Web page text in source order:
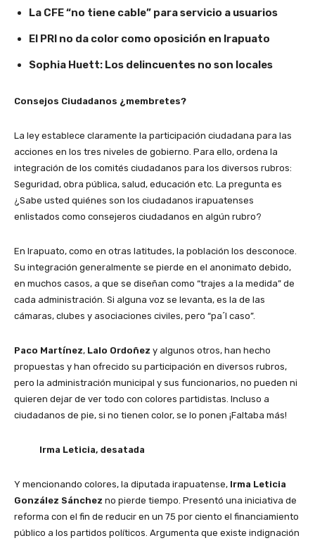
La CFE “no tiene cable” para servicio a usuarios
El PRI no da color como oposición en Irapuato
Sophia Huett: Los delincuentes no son locales
Consejos Ciudadanos ¿membretes?
La ley establece claramente la participación ciudadana para las
acciones en los tres niveles de gobierno. Para ello, ordena la
integración de los comités ciudadanos para los diversos rubros:
Seguridad, obra pública, salud, educación etc. La pregunta es
¿Sabe usted quiénes son los ciudadanos irapuatenses
enlistados como consejeros ciudadanos en algún rubro?
En Irapuato, como en otras latitudes, la población los desconoce.
Su integración generalmente se pierde en el anonimato debido,
en muchos casos, a que se diseñan como “trajes a la medida” de
cada administración. Si alguna voz se levanta, es la de las
cámaras, clubes y asociaciones civiles, pero “pa´l caso”.
Paco Martínez, Lalo Ordoñez y algunos otros, han hecho
propuestas y han ofrecido su participación en diversos rubros,
pero la administración municipal y sus funcionarios, no pueden ni
quieren dejar de ver todo con colores partidistas. Incluso a
ciudadanos de pie, si no tienen color, se lo ponen ¡Faltaba más!
Irma Leticia, desatada
Y mencionando colores, la diputada irapuatense, Irma Leticia
González Sánchez no pierde tiempo. Presentó una iniciativa de
reforma con el fin de reducir en un 75 por ciento el financiamiento
público a los partidos políticos. Argumenta que existe indignación